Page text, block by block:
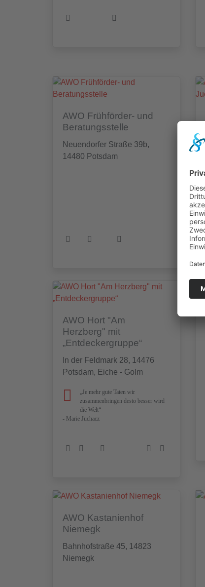
AWO Frühförder- und
Beratungsstelle
Neuendorfer Straße 39b,
14480 Potsdam
AWO Hort "Am
Herzberg" mit
„Entdeckergruppe“
In der Feldmark 28, 14476
Potsdam, Eiche - Golm
„Je mehr gute Taten wir
zusammenbringen desto besser wird
die Welt“
- Marie Juchacz
AWO Kastanienhof
Niemegk
Bahnhofstraße 45, 14823
Niemegk